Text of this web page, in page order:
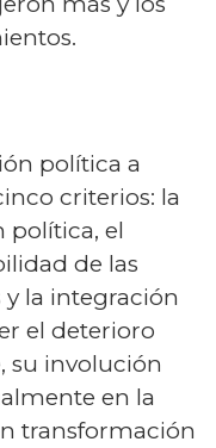
política a
criterios: la
política, el
de las
la integración
el deterioro
su involución
en la
transformación